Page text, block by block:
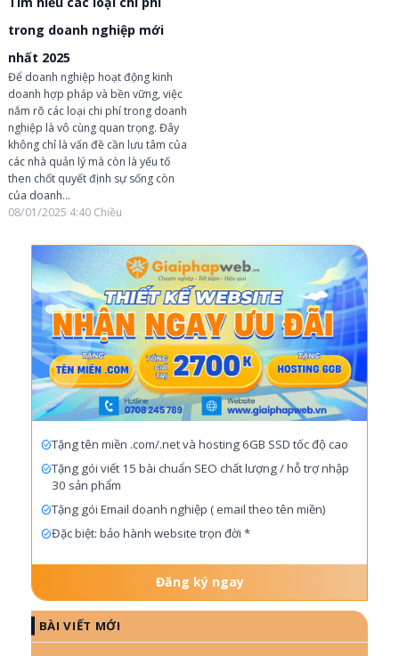
trong doanh nghiệp mới
nhất 2025
Để doanh nghiệp hoạt động kinh
doanh hợp pháp và bền vững, việc
nắm rõ các loại chi phí trong doanh
nghiệp là vô cùng quan trọng. Đây
không chỉ là vấn đề cần lưu tâm của
các nhà quản lý mà còn là yếu tố
then chốt quyết định sự sống còn
của doanh...
08/01/2025 4:40 Chiều
Tặng tên miền .com/.net và hosting 6GB SSD tốc độ cao
Tặng gói viết 15 bài chuẩn SEO chất lượng / hỗ trợ nhập
30 sản phẩm
Tặng gói Email doanh nghiệp ( email theo tên miền)
Đặc biệt: bảo hành website trọn đời *
Đăng ký ngay
BÀI VIẾT MỚI